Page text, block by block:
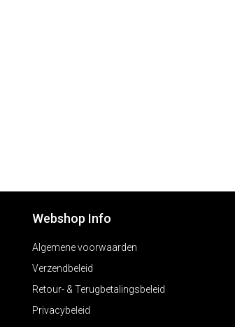
Webshop Info
Algemene voorwaarden
Verzendbeleid
Retour- & Terugbetalingsbeleid
Privacybeleid